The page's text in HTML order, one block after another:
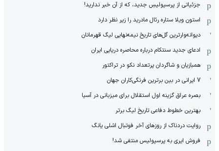
جزئیاتی از پرسپولیسِ جدید، که از آن ‌خبر ندارید!
استون ویلا ستاره رئال مادرید را زیر نظر دارد
دیوانه‌وارترین گل‌های تاریخ نیمه‌نهایی لیگ قهرمانان
ادعای جدید سنتکام درباره محاصره دریایی ایران
همبازیان و شاگردان پرتعداد نکو در تراکتور
7 ایرانی در بین برترین فرنگی‌کاران جهان
بصره عراق گزینه اول استقلال برای میزبانی در آسیا
بهترین خطوط دفاعی تاریخ لیگ برتر
روایت دردناک از روزهای آخر فوتبال اشلی یانگ
فروش ایری به پرسپولیس منتفی شد!